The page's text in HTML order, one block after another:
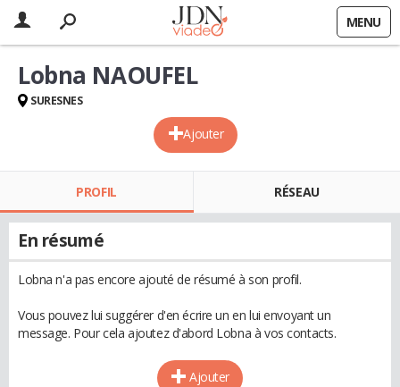
MENU
Ajouter
Lobna NAOUFEL
SURESNES
PROFIL RÉSEAU
En résumé
Lobna n'a pas encore ajouté de résumé à son profil.
Vous pouvez lui suggérer d'en écrire un en lui envoyant un
message. Pour cela ajoutez d'abord Lobna à vos contacts.
Ajouter